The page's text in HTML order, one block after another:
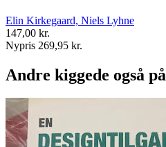
Elin Kirkegaard, Niels Lyhne
147,00 kr.
Nypris 269,95 kr.
Andre kiggede også på